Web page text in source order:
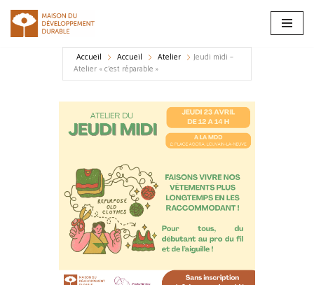
Aller
Accueil Accueil Atelier
Jeudi midi –
Atelier « c’est réparable »